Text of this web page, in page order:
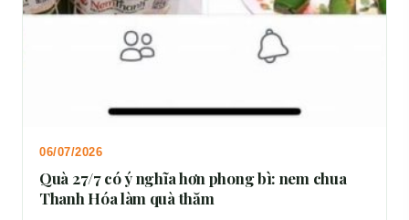
06/07/2026
Quà 27/7 có ý nghĩa hơn phong bì: nem chua
Thanh Hóa làm quà thăm